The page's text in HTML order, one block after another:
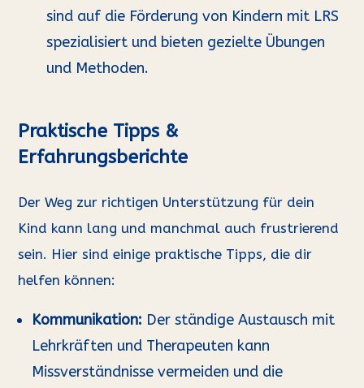
sind auf die Förderung von Kindern mit LRS
spezialisiert und bieten gezielte Übungen
und Methoden.
Praktische Tipps &
Erfahrungsberichte
Der Weg zur richtigen Unterstützung für dein
Kind kann lang und manchmal auch frustrierend
sein. Hier sind einige praktische Tipps, die dir
helfen können:
Kommunikation: Der ständige Austausch mit
Lehrkräften und Therapeuten kann
Missverständnisse vermeiden und die